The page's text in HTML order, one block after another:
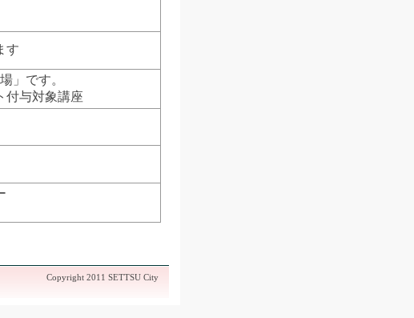
す
」です。
付与対象講座
Copyright 2011 SETTSU City